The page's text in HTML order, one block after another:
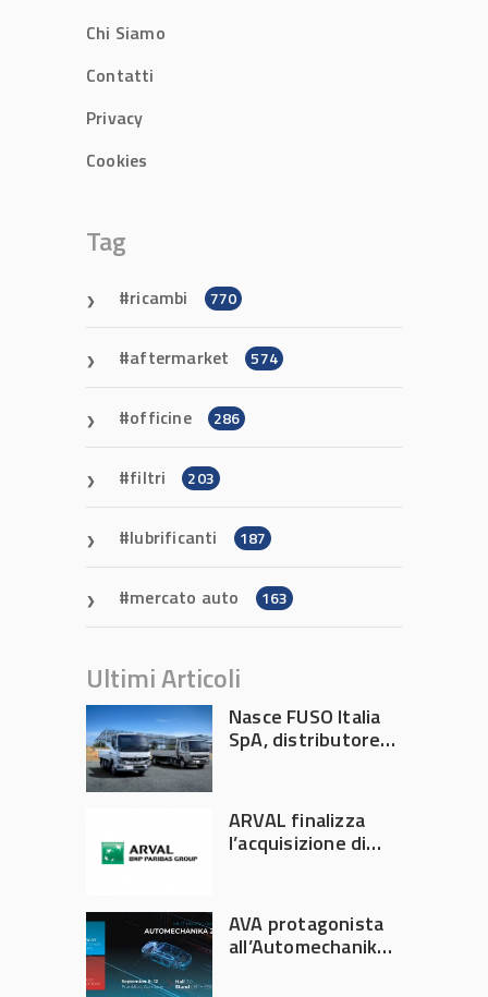
Chi Siamo
Contatti
Privacy
Cookies
Tag
ricambi 770
aftermarket 574
officine 286
filtri 203
lubrificanti 187
mercato auto 163
Ultimi Articoli
Nasce FUSO Italia
SpA, distributore
ARVAL finalizza
l’acquisizione di
AVA protagonista
all’Automechanika